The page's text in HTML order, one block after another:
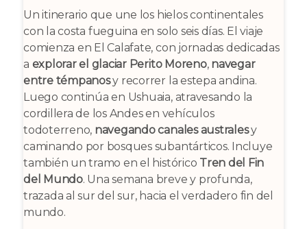
Un itinerario que une los hielos continentales
con la costa fueguina en solo seis días. El viaje
comienza en El Calafate, con jornadas dedicadas
a explorar el glaciar Perito Moreno, navegar
entre témpanosy recorrer la estepa andina.
Luego continúa en Ushuaia, atravesando la
cordillera de los Andes en vehículos
todoterreno, navegando canales australesy
caminando por bosques subantárticos. Incluye
también un tramo en el histórico Tren del Fin
del Mundo. Una semana breve y profunda,
trazada al sur del sur, hacia el verdadero fin del
mundo.